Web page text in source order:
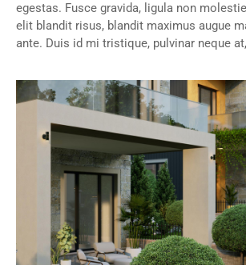
egestas. Fusce gravida, ligula non
elit blandit risus, blandit maximus augue
ante. Duis id mi tristique, pulvinar neque